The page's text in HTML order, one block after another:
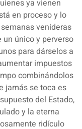
ya vienen
en proceso y lo
venideras
único y perverso
para dárselos a
impuestos
combinándolos
jamás se toca es
del Estado,
y la eterna
ridículo